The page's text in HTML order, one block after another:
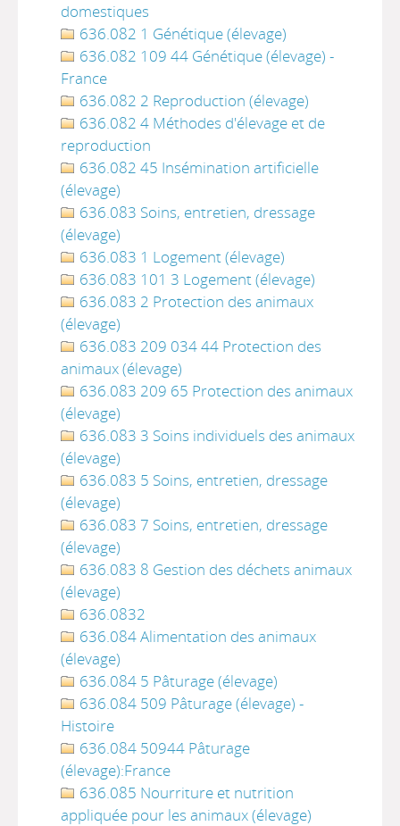
domestiques
636.082 1 Génétique (élevage)
636.082 109 44 Génétique (élevage) -
France
636.082 2 Reproduction (élevage)
636.082 4 Méthodes d'élevage et de
reproduction
636.082 45 Insémination artificielle
(élevage)
636.083 Soins, entretien, dressage
(élevage)
636.083 1 Logement (élevage)
636.083 101 3 Logement (élevage)
636.083 2 Protection des animaux
(élevage)
636.083 209 034 44 Protection des
animaux (élevage)
636.083 209 65 Protection des animaux
(élevage)
636.083 3 Soins individuels des animaux
(élevage)
636.083 5 Soins, entretien, dressage
(élevage)
636.083 7 Soins, entretien, dressage
(élevage)
636.083 8 Gestion des déchets animaux
(élevage)
636.0832
636.084 Alimentation des animaux
(élevage)
636.084 5 Pâturage (élevage)
636.084 509 Pâturage (élevage) -
Histoire
636.084 50944 Pâturage
(élevage):France
636.085 Nourriture et nutrition
appliquée pour les animaux (élevage)